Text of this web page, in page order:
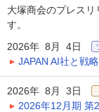
大塚商会のプレスリ
す。
2026年 8月 4日
JAPAN AI社と戦
2026年 8月 3日
2026年12月期 第